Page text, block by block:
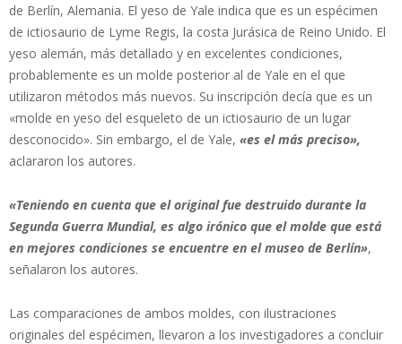
de Berlín, Alemania. El yeso de Yale indica que es un espécimen
de ictiosaurio de Lyme Regis, la costa Jurásica de Reino Unido. El
yeso alemán, más detallado y en excelentes condiciones,
probablemente es un molde posterior al de Yale en el que
utilizaron métodos más nuevos. Su inscripción decía que es un
«molde en yeso del esqueleto de un ictiosaurio de un lugar
desconocido». Sin embargo, el de Yale, «es el más preciso»,
aclararon los autores.
«Teniendo en cuenta que el original fue destruido durante la
Segunda Guerra Mundial, es algo irónico que el molde que está
en mejores condiciones se encuentre en el museo de Berlín»,
señalaron los autores.
Las comparaciones de ambos moldes, con ilustraciones
originales del espécimen, llevaron a los investigadores a concluir